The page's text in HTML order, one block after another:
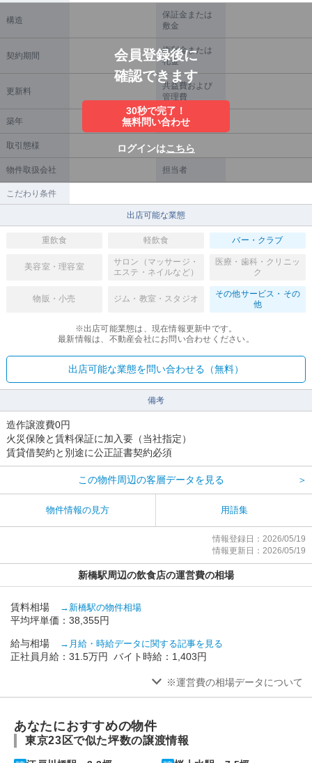
構造
保証金または
敷金
契約期間
権利金または
礼金
更新料
共益費および
管理費
築年 償却
取引態様
物件取扱会社 担当者
会員登録後に
確認できます
30秒で完了！
無料問い合わせ
ログインはこちら
こだわり条件
出店可能な業態
重飲食 軽飲食 バー・クラブ
美容室・理容室
サロン（マッサージ・
エステ・ネイルなど）
医療・歯科・クリニッ
ク
物販・小売 ジム・教室・スタジオ
その他サービス・その
他
※出店可能業態は、現在情報更新中です。
最新情報は、不動産会社にお問い合わせください。
出店可能な業態を問い合わせる（無料）
備考
造作譲渡費0円
火災保険と賃料保証に加入要（当社指定）
賃貸借契約と別途に公正証書契約必須
この物件周辺の客層データを見る ＞
物件情報の見方 用語集
情報登録日：2026/05/19
情報更新日：2026/05/19
新橋駅周辺の飲食店の運営費の相場
賃料相場 →新橋駅の物件相場
平均坪単価：38,355円
給与相場 →月給・時給データに関する記事を見る
正社員月給：31.5万円 バイト時給：1,403円
※運営費の相場データについて
あなたにおすすめの物件
東京23区で似た坪数の譲渡情報